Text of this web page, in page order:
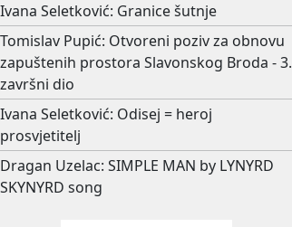
Ivana Seletković: Granice šutnje
Tomislav Pupić: Otvoreni poziv za obnovu
zapuštenih prostora Slavonskog Broda - 3.
završni dio
Ivana Seletković: Odisej = heroj
prosvjetitelj
Dragan Uzelac: SIMPLE MAN by LYNYRD
SKYNYRD song